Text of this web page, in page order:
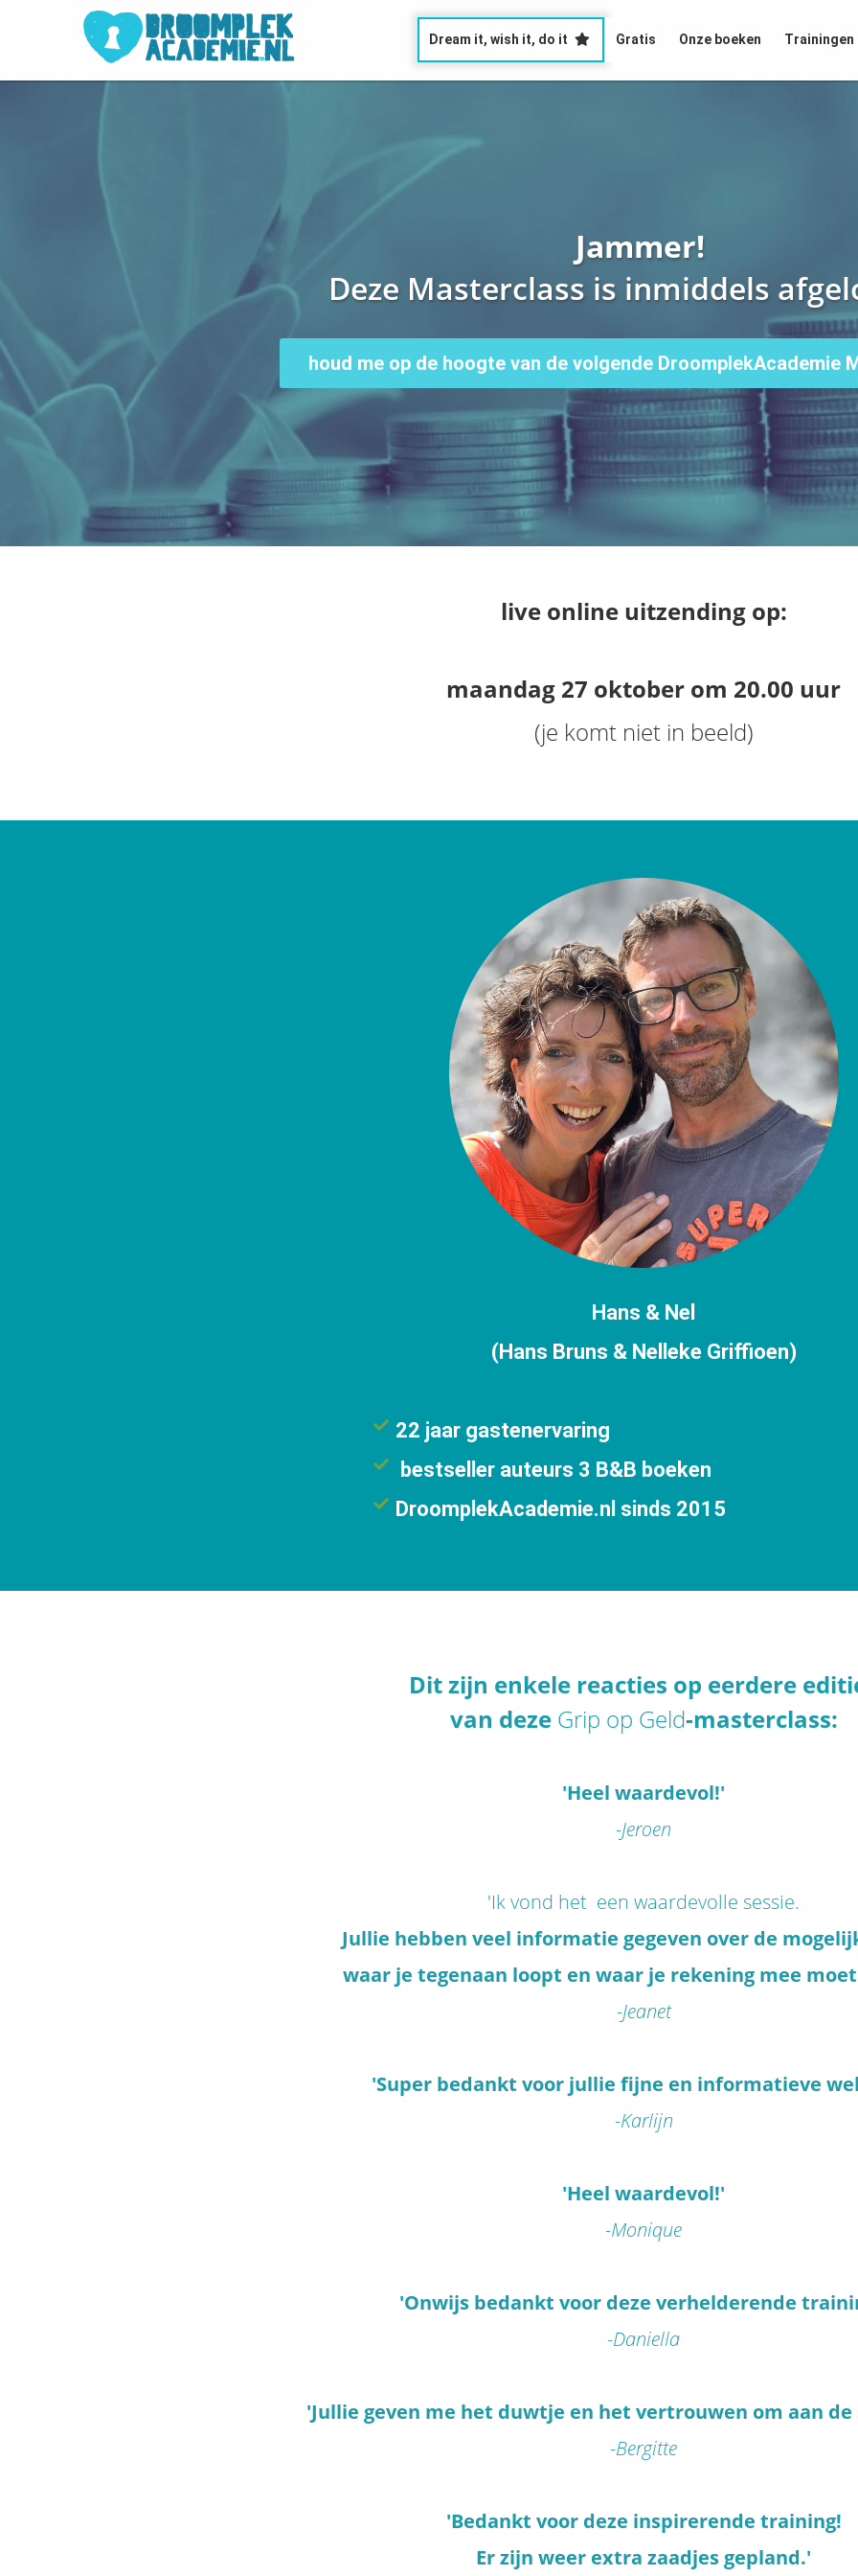
Dream it, wish it, do it Gratis Onze boeken Trainingen
Jammer!
Deze Masterclass is inmiddels
houd me op de hoogte van de volgende DroomplekAcademie
live online uitzending op:
maandag 27 oktober om 20.00 uur
(je komt niet in beeld)
Hans & Nel
(Hans Bruns & Nelleke Griffioen)
22 jaar gastenervaring
bestseller auteurs 3 B&B boeken
DroomplekAcademie.nl sinds 2015
Dit zijn enkele reacties op eerdere
van deze Grip op Geld-masterclass:
'Heel waardevol!'
-Jeroen
'Ik vond het een waardevolle sessie.
Jullie hebben veel informatie gegeven over de
waar je tegenaan loopt en waar je rekening mee
-Jeanet
'Super bedankt voor jullie fijne en informatieve
-Karlijn
'Heel waardevol!'
-Monique
'Onwijs bedankt voor deze verhelderende
-Daniella
'Jullie geven me het duwtje en het vertrouwen om aan de
-Bergitte
'Bedankt voor deze inspirerende training!
Er zijn weer extra zaadjes gepland.'